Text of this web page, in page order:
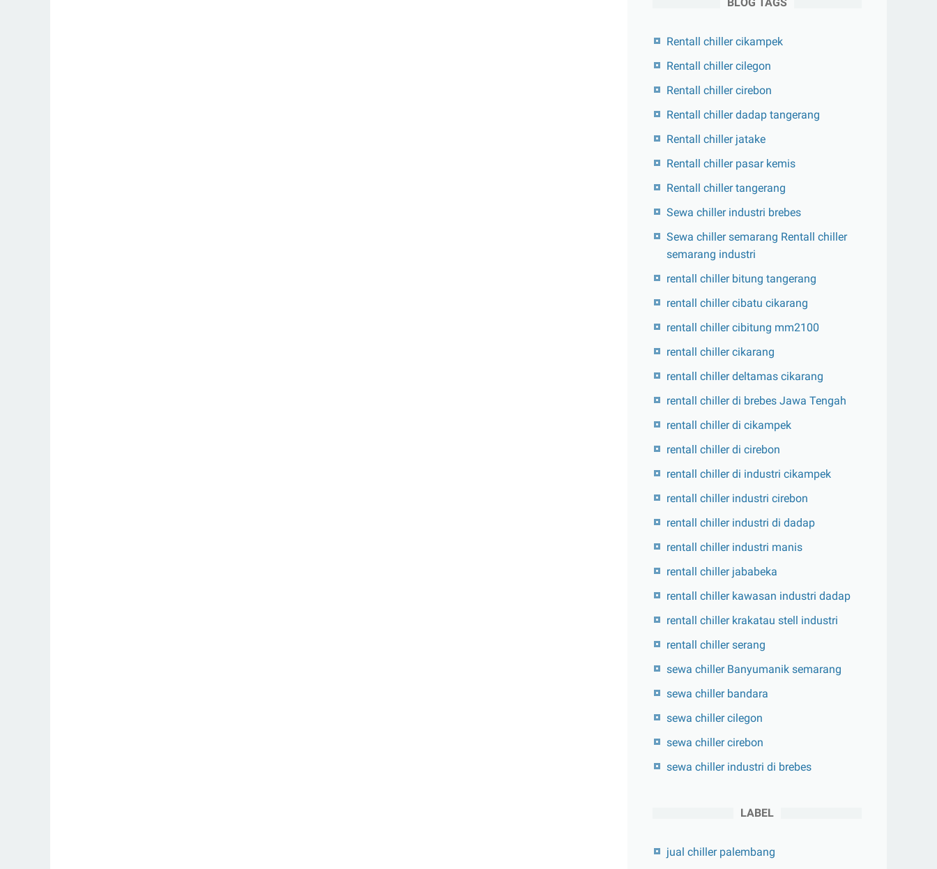
BLOG TAGS
Rentall chiller cikampek
Rentall chiller cilegon
Rentall chiller cirebon
Rentall chiller dadap tangerang
Rentall chiller jatake
Rentall chiller pasar kemis
Rentall chiller tangerang
Sewa chiller industri brebes
Sewa chiller semarang Rentall chiller
semarang industri
rentall chiller bitung tangerang
rentall chiller cibatu cikarang
rentall chiller cibitung mm2100
rentall chiller cikarang
rentall chiller deltamas cikarang
rentall chiller di brebes Jawa Tengah
rentall chiller di cikampek
rentall chiller di cirebon
rentall chiller di industri cikampek
rentall chiller industri cirebon
rentall chiller industri di dadap
rentall chiller industri manis
rentall chiller jababeka
rentall chiller kawasan industri dadap
rentall chiller krakatau stell industri
rentall chiller serang
sewa chiller Banyumanik semarang
sewa chiller bandara
sewa chiller cilegon
sewa chiller cirebon
sewa chiller industri di brebes
LABEL
jual chiller palembang